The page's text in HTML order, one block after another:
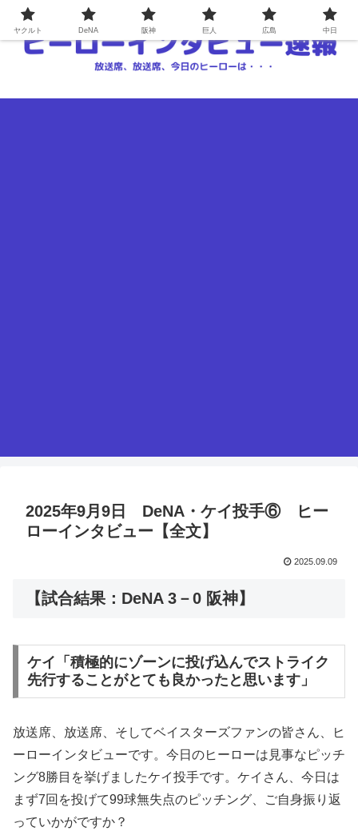
2025年9月9日 DeNA・ケイ投手⑥ ヒー
ローインタビュー【全文】
2025.09.09
【試合結果：DeNA 3－0 阪神】
ケイ「積極的にゾーンに投げ込んでストライク
先行することがとても良かったと思います」
放送席、放送席、そしてベイスターズファンの皆さん、ヒ
ーローインタビューです。今日のヒーローは見事なピッチ
ング8勝目を挙げましたケイ投手です。ケイさん、今日は
まず7回を投げて99球無失点のピッチング、ご自身振り返
っていかがですか？
ヤクルト DeNA 阪神 巨人 広島 中日